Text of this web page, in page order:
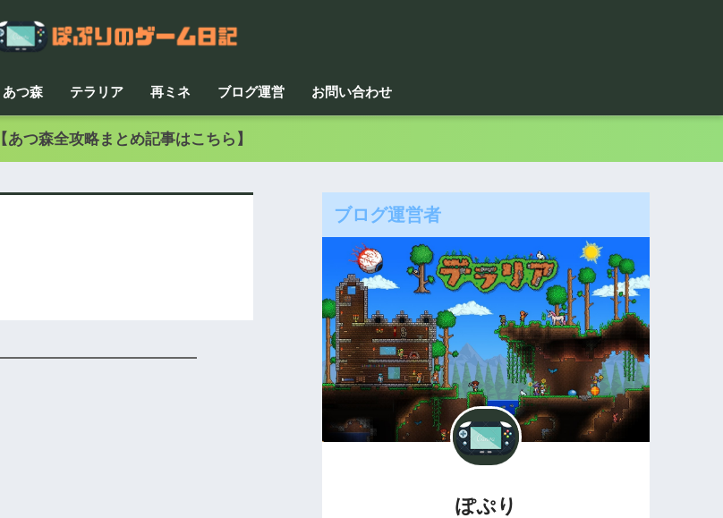
あつ森 テラリア 再ミネ ブログ運営 お問い合わせ
【あつ森全攻略まとめ記事はこちら】
ブログ運営者
ぽぷり